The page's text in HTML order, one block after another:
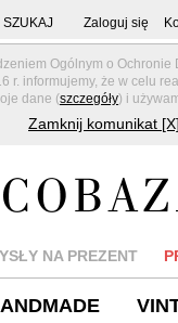
Ogólnym o Ochronie
r. informujemy, że w celu
dane (szczegóły) i
Zamknij komunikat [X]
SZUKAJ Zaloguj się
NA PREZENT